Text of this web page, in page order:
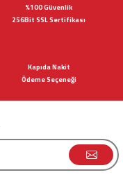
%100 Güvenlik
256Bit SSL Sertifikası
Kapıda Nakit
Ödeme Seçeneği